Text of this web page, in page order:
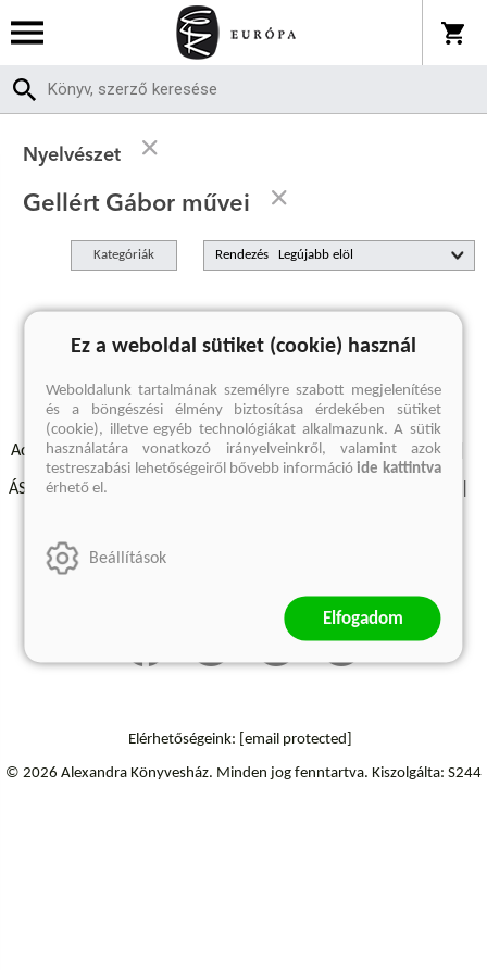
Nyelvészet
Gellért Gábor művei
Kategóriák Rendezés
A keresett kifejezésre nincs találat
Adatvédelmi szabályzatok Elállási felmondási nyilatkozat
ÁSZF - Vásárlási feltételek
Szállítási információk
Elérhetőségeink: [email protected]
© 2026 Alexandra Könyvesház. Minden jog fenntartva. Kiszolgálta: S244
Ez a weboldal sütiket (cookie) használ
Weboldalunk tartalmának személyre szabott megjelenítése
és a böngészési élmény biztosítása érdekében sütiket
(cookie), illetve egyéb technológiákat alkalmazunk. A sütik
használatára vonatkozó irányelveinkről, valamint azok
testreszabási lehetőségeiről bővebb információide kattintva
érhető el.
Beállítások
Elfogadom